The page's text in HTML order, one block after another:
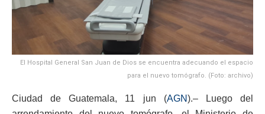
El Hospital General San Juan de Dios se encuentra adecuando el espacio
para el nuevo tomógrafo. (Foto: archivo)
Ciudad de Guatemala, 11 jun (AGN).– Luego del